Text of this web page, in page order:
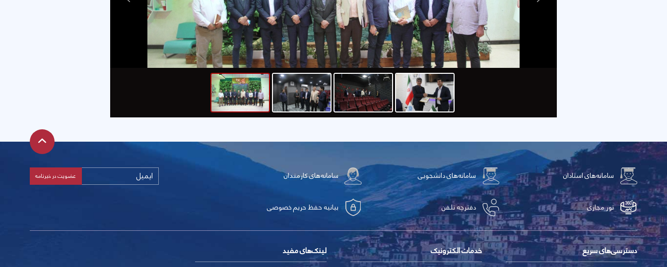
سامانه‌های استادان سامانه‌های دانشجویی سامانه‌های کارمندان
تور مجازی دفترچه تلفن بیانیه حفظ حریم خصوصی
دسترسی‌های سریع خدمات الکترونیک لینک‌های مفید